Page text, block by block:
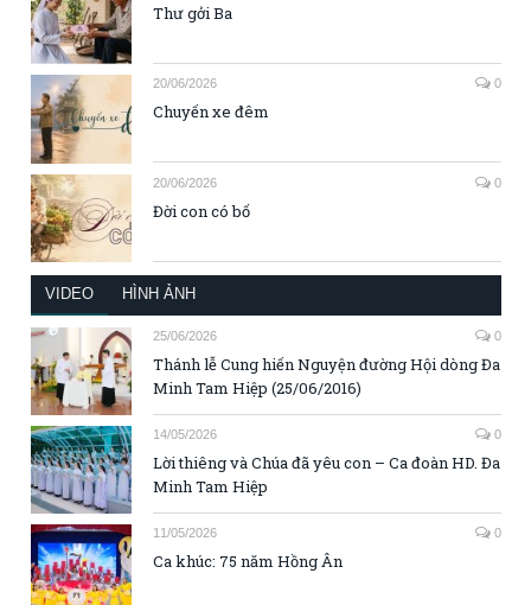
Thư gởi Ba
20/06/2026 0
Chuyến xe đêm
20/06/2026 0
Đời con có bố
VIDEO HÌNH ẢNH
25/06/2026 0
Thánh lễ Cung hiến Nguyện đường Hội dòng Đa
Minh Tam Hiệp (25/06/2016)
14/05/2026 0
Lời thiêng và Chúa đã yêu con – Ca đoàn HD. Đa
Minh Tam Hiệp
11/05/2026 0
Ca khúc: 75 năm Hồng Ân